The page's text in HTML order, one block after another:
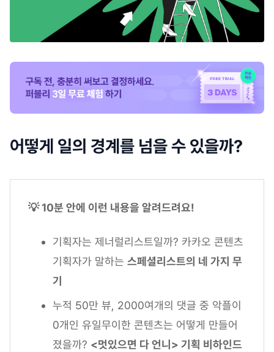
어떻게 일의 경계를 넘을 수 있을까?
💡 10분 안에 이런 내용을 알려드려요!
기획자는 제너럴리스트일까? 카카오 콘텐츠
기획자가 말하는 스페셜리스트의 네 가지 무
기
누적 50만 뷰, 2000여개의 댓글 중 악플이
0개인 유일무이한 콘텐츠는 어떻게 만들어
졌을까? <멋있으면 다 언니> 기획 비하인드